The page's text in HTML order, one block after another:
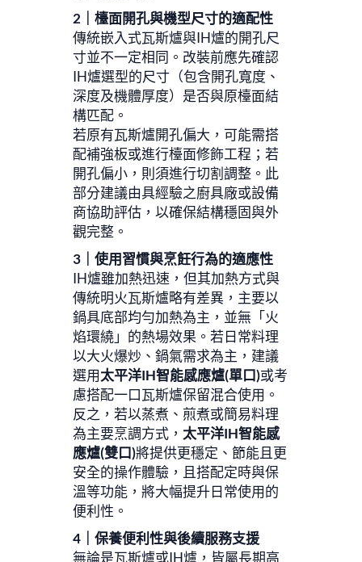
2｜檯面開孔與機型尺寸的適配性
傳統嵌入式瓦斯爐與IH爐的開孔尺
寸並不一定相同。改裝前應先確認
IH爐選型的尺寸（包含開孔寬度、
深度及機體厚度）是否與原檯面結
構匹配。
若原有瓦斯爐開孔偏大，可能需搭
配補強板或進行檯面修飾工程；若
開孔偏小，則須進行切割調整。此
部分建議由具經驗之廚具廠或設備
商協助評估，以確保結構穩固與外
觀完整。
3｜使用習慣與烹飪行為的適應性
IH爐雖加熱迅速，但其加熱方式與
傳統明火瓦斯爐略有差異，主要以
鍋具底部均勻加熱為主，並無「火
焰環繞」的熱場效果。若日常料理
以大火爆炒、鍋氣需求為主，建議
選用太平洋IH智能感應爐(單口)或考
慮搭配一口瓦斯爐保留混合使用。
反之，若以蒸煮、煎煮或簡易料理
為主要烹調方式， 太平洋IH智能感
應爐(雙口)將提供更穩定、節能且更
安全的操作體驗，且搭配定時與保
溫等功能，將大幅提升日常使用的
便利性。
4｜保養便利性與後續服務支援
無論是瓦斯爐或IH爐，皆屬長期高